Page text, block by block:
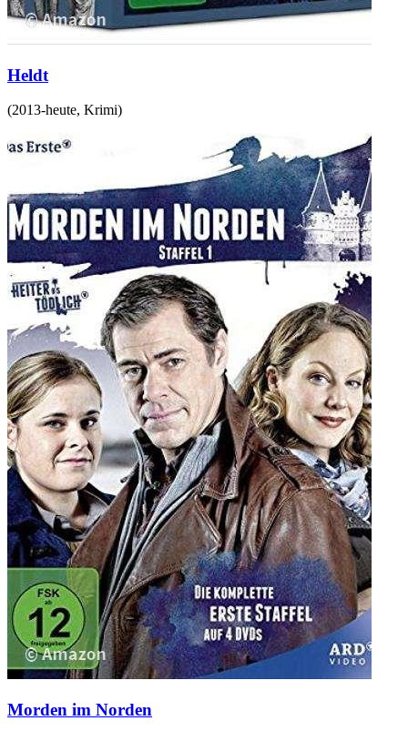
Heldt
(2013-heute, Krimi)
Morden im Norden